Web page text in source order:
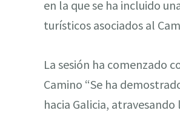
en la que se ha incluido
turísticos asociados al
La sesión ha comenzado
Camino “Se ha
hacia Galicia, atravesando